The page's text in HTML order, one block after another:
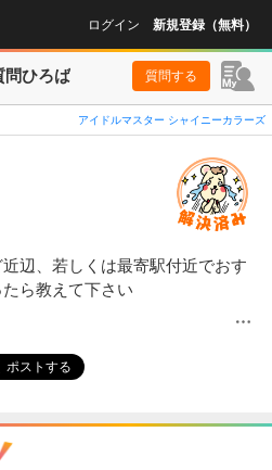
ログイン 新規登録（無料）
問ひろば 質問する
アイドルマスター シャイニーカラーズ
辺、若しくは最寄駅付近でおす
ら教えて下さい
ポストする